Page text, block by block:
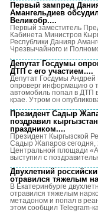
Первый зампред
Амангельдиев
Великобр....
Первый заместитель
Кабинета Министров
Республики Данияр
Чрезвычайного и
Депутат Госдумы
ДТП с его участием....
Депутат Госдумы Андрей
опроверг информацию о
автомобиль попал в ДТП
крае. Утром он
Президент Садыр
поздравил
праздником....
Президент Кыргызской
Садыр Жапаров сегодня,
Центральной площади
выступил с
Двухлетний
отравился тяжелым
В Екатеринбурге
отравился тяжелым
метадоном и попал в
этом сообщил Telegram-